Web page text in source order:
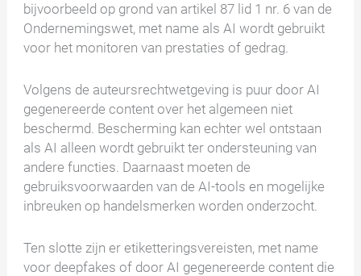
bijvoorbeeld op grond van artikel 87 lid 1 nr. 6 van de
Ondernemingswet, met name als AI wordt gebruikt
voor het monitoren van prestaties of gedrag.
Volgens de auteursrechtwetgeving is puur door AI
gegenereerde content over het algemeen niet
beschermd. Bescherming kan echter wel ontstaan
als AI alleen wordt gebruikt ter ondersteuning van
andere functies. Daarnaast moeten de
gebruiksvoorwaarden van de AI-tools en mogelijke
inbreuken op handelsmerken worden onderzocht.
Ten slotte zijn er etiketteringsvereisten, met name
voor deepfakes of door AI gegenereerde content die